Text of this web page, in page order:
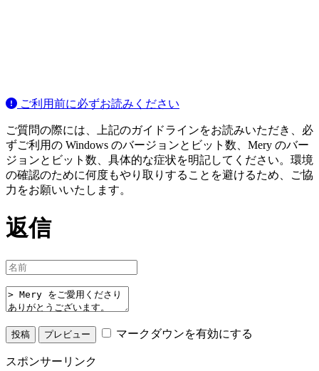
ご利用前に必ずお読みください
ご質問の際には、上記のガイドラインをお読みいただき、必
ずご利用の Windows のバージョンとビット数、Mery のバー
ジョンとビット数、具体的な症状を明記してください。環境
の確認のために何度もやり取りすることを避けるため、ご協
力をお願いいたします。
返信
マークダウンを有効にする
スポンサーリンク